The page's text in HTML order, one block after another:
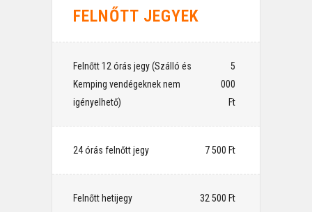
FELNŐTT JEGYEK
Felnőtt 12 órás jegy (Szálló és
Kemping vendégeknek nem
igényelhető)
⠀5
000
Ft
24 órás felnőtt jegy ⠀7 500 Ft
Felnőtt hetijegy ⠀32 500 Ft